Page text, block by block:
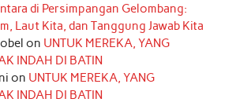
di Persimpangan Gelombang:
Laut Kita, dan Tanggung Jawab Kita
on UNTUK MEREKA, YANG
INDAH DI BATIN
on UNTUK MEREKA, YANG
INDAH DI BATIN